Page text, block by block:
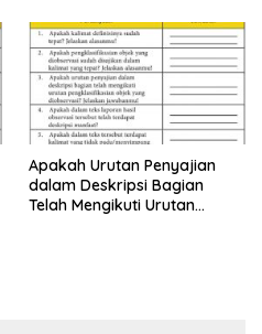
Apakah Urutan Penyajian
dalam Deskripsi Bagian
Telah Mengikuti Urutan